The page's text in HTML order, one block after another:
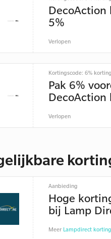
DecoAction
5%
Verlopen
Kortingscode: 6% korting
Pak 6%
Verlopen
Aanbieding
Hoge
bij Lamp
Meer Lampdirect